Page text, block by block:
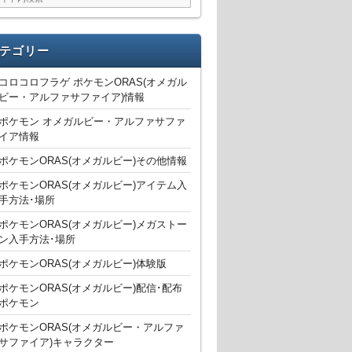
ゴリー
ロコロフラゲ ポケモンORAS(オメガル
ー・アルファサファイア)情報
ケモン オメガルビー・アルファサファ
ア情報
ケモンORAS(オメガルビー)その他情報
ケモンORAS(オメガルビー)アイテム入
方法･場所
ケモンORAS(オメガルビー)メガストー
入手方法･場所
ケモンORAS(オメガルビー)体験版
ケモンORAS(オメガルビー)配信･配布
ケモン
ケモンORAS(オメガルビー・アルファ
ファイア)キャラクター